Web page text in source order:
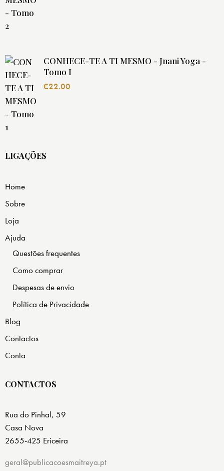
CONHECE-TE A TI MESMO - Jnani Yoga -
Tomo I
€22.00
LIGAÇÕES
Home
Sobre
Loja
Ajuda
Questões frequentes
Como comprar
Despesas de envio
Política de Privacidade
Blog
Contactos
Conta
CONTACTOS
Rua do Pinhal, 59
Casa Nova
2655-425 Ericeira
geral@publicacoesmaitreya.pt